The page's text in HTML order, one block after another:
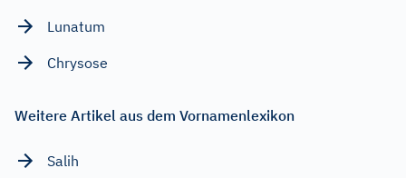
Lunatum
Chrysose
Weitere Artikel aus dem Vornamenlexikon
Salih